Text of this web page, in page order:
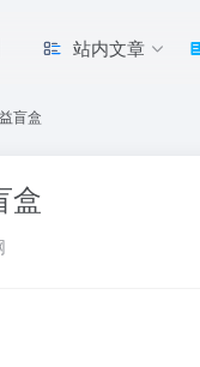
站内文章
盲盒
盒